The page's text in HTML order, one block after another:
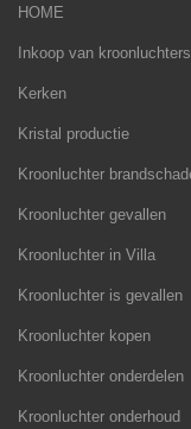
HOME
Inkoop van kroonluchters
Kerken
Kristal productie
Kroonluchter
Kroonluchter gevallen
Kroonluchter in Villa
Kroonluchter is gevallen
Kroonluchter kopen
Kroonluchter onderdelen
Kroonluchter onderhoud